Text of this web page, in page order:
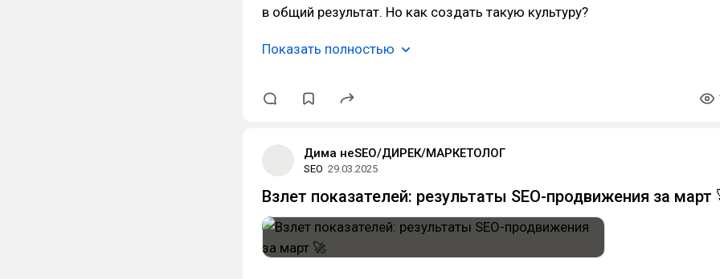
в общий результат. Но как создать такую культуру?
Показать полностью
Дима неSEO/ДИРЕК/МАРКЕТОЛОГ
SEO 29.03.2025
Взлет показателей: результаты SEO-продвижения за март